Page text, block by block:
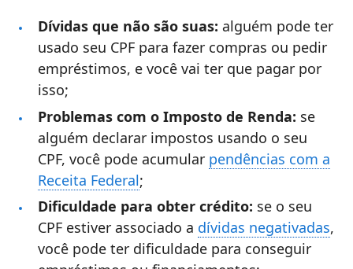
Dívidas que não são suas: alguém pode ter
usado seu CPF para fazer compras ou pedir
empréstimos, e você vai ter que pagar por
isso;
Problemas com o Imposto de Renda: se
alguém declarar impostos usando o seu
CPF, você pode acumular pendências com a
Receita Federal;
Dificuldade para obter crédito: se o seu
CPF estiver associado a dívidas negativadas,
você pode ter dificuldade para conseguir